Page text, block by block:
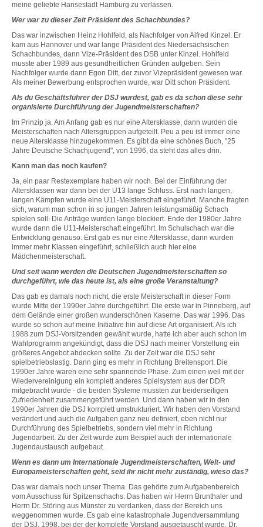
meine geliebte Hansestadt Hamburg zu verlassen.
Wer war zu dieser Zeit Präsident des Schachbundes?
Das war inzwischen Heinz Hohlfeld, als Nachfolger von Alfred Kinzel. Er
kam aus Hannover und war lange Präsident des Niedersächsischen
Schachbundes, dann Vize-Präsident des DSB unter Kinzel. Hohlfeld
musste aber 1989 aus gesundheitlichen Gründen aufgeben. Sein
Nachfolger wurde dann Egon Ditt, der zuvor Vizepräsident gewesen war.
Als meiner Bewerbung entsprochen wurde, war Ditt schon Präsident.
Als du Geschäftsführer der DSJ wurdest, gab es da schon diese sehr
organisierte Durchführung der Jugendmeisterschaften?
Im Prinzip ja. Am Anfang gab es nur eine Altersklasse, dann wurden die
Meisterschaften nach Altersgruppen aufgeteilt. Peu a peu ist immer eine
neue Altersklasse hinzugekommen. Es gibt da eine schönes Buch, "25
Jahre Deutsche Schachjugend", von 1996, da steht das alles drin.
Kann man das noch kaufen?
Ja, ein paar Restexemplare haben wir noch. Bei der Einführung der
Altersklassen war dann bei der U13 lange Schluss. Erst nach langen,
langen Kämpfen wurde eine U11-Meisterschaft eingeführt. Manche fragten
sich, warum man schon in so jungen Jahren leistungsmäßig Schach
spielen soll. Die Anträge wurden lange blockiert. Ende der 1980er Jahre
wurde dann die U11-Meisterschaft eingeführt. Im Schulschach war die
Entwicklung genauso. Erst gab es nur eine Altersklasse, dann wurden
immer mehr Klassen eingeführt, schließlich auch hier eine
Mädchenmeisterschaft.
Und seit wann werden die Deutschen Jugendmeisterschaften so
durchgeführt, wie das heute ist, als eine große Veranstaltung?
Das gab es damals noch nicht, die erste Meisterschaft in dieser Form
wurde Mitte der 1990er Jahre durchgeführt. Die erste war in Pinneberg, auf
dem Gelände einer großen wunderschönen Kaserne. Das war 1996. Das
wurde so schon auf meine Initiative hin auf diese Art organisiert. Als ich
1988 zum DSJ-Vorsitzenden gewählt wurde, hatte ich aber auch schon im
Wahlprogramm angekündigt, dass die DSJ nach meiner Vorstellung ein
größeres Angebot abdecken sollte. Zu der Zeit war die DSJ sehr
spielbetriebslastig. Dann ging es mehr in Richtung Breitensport. Die
1990er Jahre waren eine sehr spannende Phase. Zum einen weil mit der
Wiedervereinigung ein komplett anderes Spielsystem aus der DDR
mitgebracht wurde - die beiden Systeme mussten zur beiderseitigen
Zufriedenheit zusammengeführt werden. Und dann haben wir in den
1990er Jahren die DSJ komplett umstrukturiert. Wir haben den Vorstand
verändert und auch die Aufgaben ganz neu definiert, eben nicht nur
Durchführung des Spielbetriebs, sondern viel mehr in Richtung
Jugendarbeit. Zu der Zeit wurde zum Beispiel auch der internationale
Jugendaustausch aufgebaut.
Wenn es dann um Internationale Jugendmeisterschaften, Welt- und
Europameisterschaften geht, seid ihr nicht mehr zuständig, wieso das?
Das war damals noch unser Thema. Das gehörte zum Aufgabenbereich
vom Ausschuss für Spitzenschachs. Das haben wir Herrn Brunthaler und
Herrn Dr. Störing aus Münster zu verdanken, dass der Bereich uns
weggenommen wurde. Es gab eine katastrophale Jugendversammlung
der DSJ, 1998, bei der der komplette Vorstand ausgetauscht wurde. Dr.